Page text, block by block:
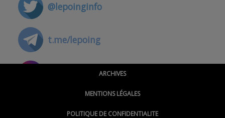
@lepoinginfo
t.me/lepoing
@montpellierpoinginfo
ARCHIVES
MENTIONS LÉGALES
POLITIQUE DE CONFIDENTIALITE